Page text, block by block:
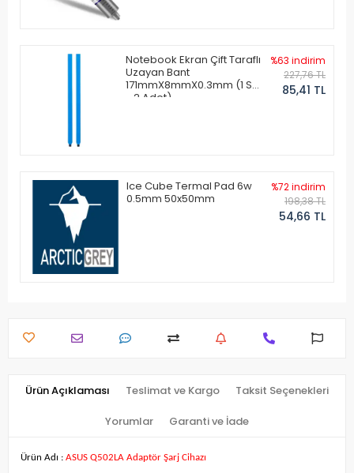
Notebook Ekran Çift Taraflı
Uzayan Bant
171mmX8mmX0.3mm (1 Set
- 2 Adet)
%63 indirim
227,76 TL
85,41 TL
Ice Cube Termal Pad 6w
0.5mm 50x50mm
%72 indirim
198,38 TL
54,66 TL
Ürün Açıklaması Teslimat ve Kargo Taksit Seçenekleri
Yorumlar Garanti ve İade
Ürün Adı : ASUS Q502LA Adaptör Şarj Cihazı